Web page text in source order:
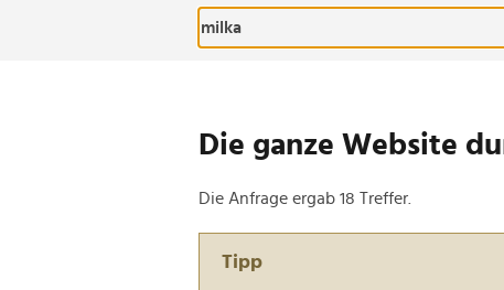
Die ganze Website
Die Anfrage ergab 18 Treffer.
Tipp